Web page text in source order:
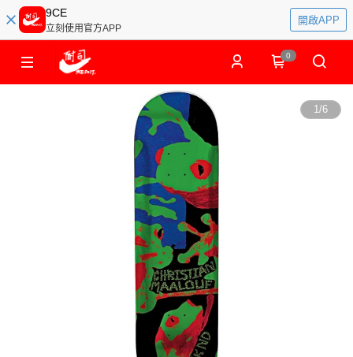
9CE
立刻使用官方APP
開啟APP
0
1/6